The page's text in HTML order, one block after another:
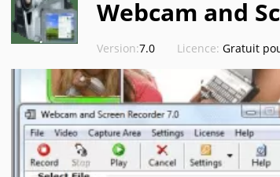
Webcam and
Version:7.0 Licence: Gratuit